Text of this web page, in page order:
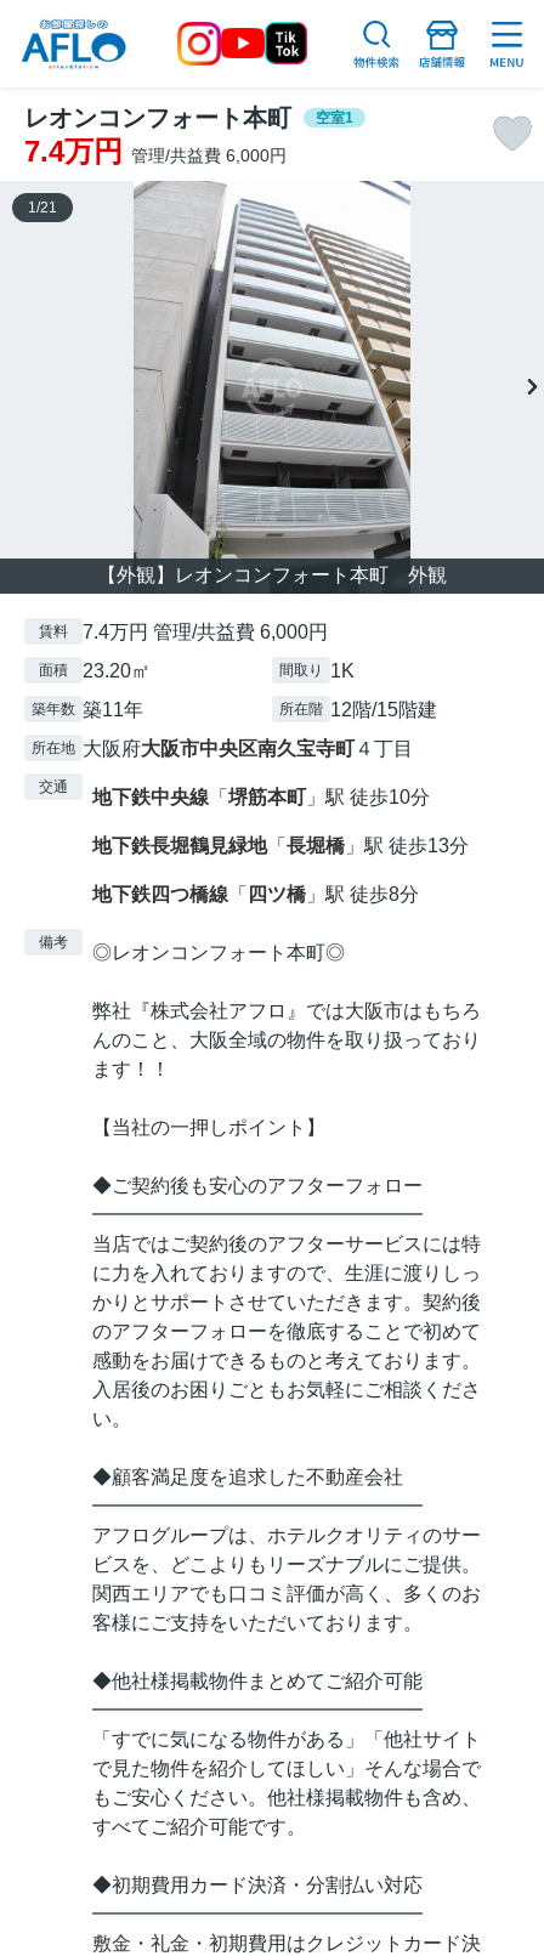
レオンコンフォート本町 空室1
7.4万円 管理/共益費 6,000円
【外観】レオンコンフォート本町 外観
1 /21
賃料 7.4万円 管理/共益費 6,000円
面積 23.20㎡ 間取り 1K
築年数 築11年 所在階 12階/15階建
所在地 大阪府大阪市中央区南久宝寺町４丁目
交通 地下鉄中央線 「 堺筋本町 」駅 徒歩10分
地下鉄長堀鶴見緑地「 長堀橋」駅 徒歩13分
地下鉄四つ橋線 「 四ツ橋」駅 徒歩8分
備考 ◎レオンコンフォート本町◎
弊社『株式会社アフロ』では大阪市はもちろ
んのこと、大阪全域の物件を取り扱っており
ます！！
【当社の一押しポイント】
◆ご契約後も安心のアフターフォロー
━━━━━━━━━━━━━━━━━
当店ではご契約後のアフターサービスには特
に力を入れておりますので、生涯に渡りしっ
かりとサポートさせていただきます。契約後
のアフターフォローを徹底することで初めて
感動をお届けできるものと考えております。
入居後のお困りごともお気軽にご相談くださ
い。
◆顧客満足度を追求した不動産会社
━━━━━━━━━━━━━━━━━
アフログループは、ホテルクオリティのサー
ビスを、どこよりもリーズナブルにご提供。
関西エリアでも口コミ評価が高く、多くのお
客様にご支持をいただいております。
◆他社様掲載物件まとめてご紹介可能
━━━━━━━━━━━━━━━━━
「すでに気になる物件がある」「他社サイト
で見た物件を紹介してほしい」そんな場合で
もご安心ください。他社様掲載物件も含め、
すべてご紹介可能です。
◆初期費用カード決済・分割払い対応
━━━━━━━━━━━━━━━━━
敷金・礼金・初期費用はクレジットカード決